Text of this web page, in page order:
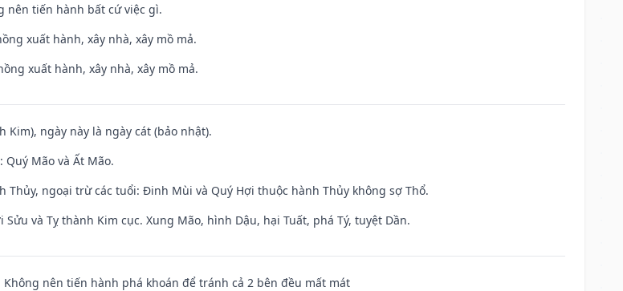
nên tiến hành bất cứ việc gì.
xuất hành, xây nhà, xây mồ mả.
xuất hành, xây nhà, xây mồ mả.
Kim), ngày này là ngày cát (bảo nhật).
Mão và Ất Mão.
Thủy, ngoại trừ các tuổi: Đinh Mùi và Quý Hợi thuộc hành Thủy không sợ Thổ.
và Tỵ thành Kim cục. Xung Mão, hình Dậu, hại Tuất, phá Tý, tuyệt Dần.
Không nên tiến hành phá khoán để tránh cả 2 bên đều mất mát